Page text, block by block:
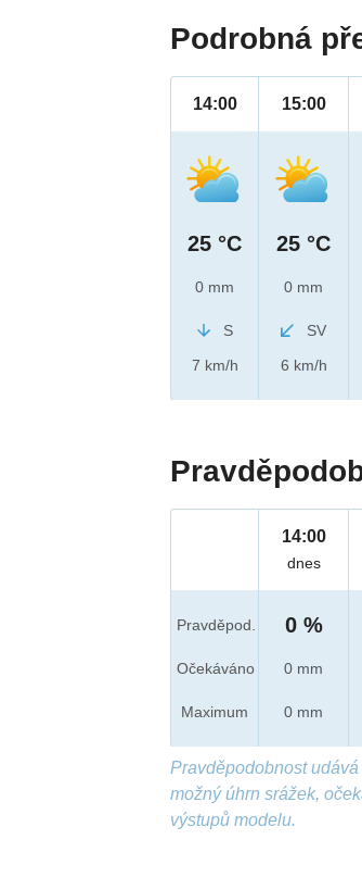
Podrobná
14:00
25 °C
0 mm
S
7 km/h
15:00
25 °C
0 mm
SV
6 km/h
Pravděpod.
Očekáváno
Maximum
14:00
dnes
0 %
0 mm
0 mm
Pravděpodobnost
možný úhrn srážek,
výstupů modelu.